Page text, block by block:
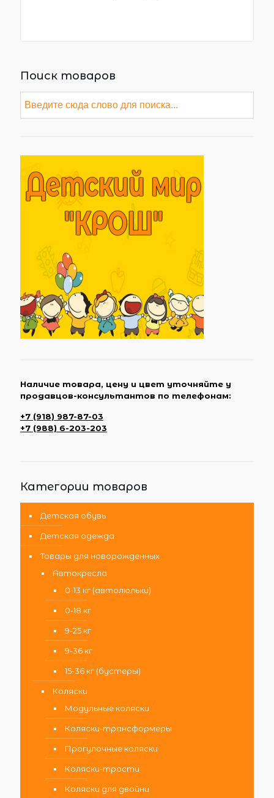
Поиск товаров
Наличие товара, цену и цвет уточняйте у
продавцов-консультантов по телефонам:
+7 (918) 987-87-03
+7 (988) 6-203-203
Категории товаров
Детская обувь
Детская одежда
Товары для новорожденных
Автокресла
0-13 кг (автолюльки)
0-18 кг
9-25 кг
9-36 кг
15-36 кг (бустеры)
Коляски
Модульные коляски
Коляски-трансформеры
Прогулочные коляски
Коляски-трости
Коляски для двойни